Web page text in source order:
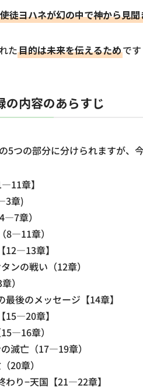
徒ヨハネが幻の中で神から見
た目的は未来を伝えるためです
の内容のあらすじ
5つの部分に分けられますが、
章】
章)
章）
8―11章）
12―13章】
ンの戦い（12章）
）
後のメッセージ【14章】
15―20章】
章）
滅亡（17―19章）
20章）
わり−天国【21―22章】